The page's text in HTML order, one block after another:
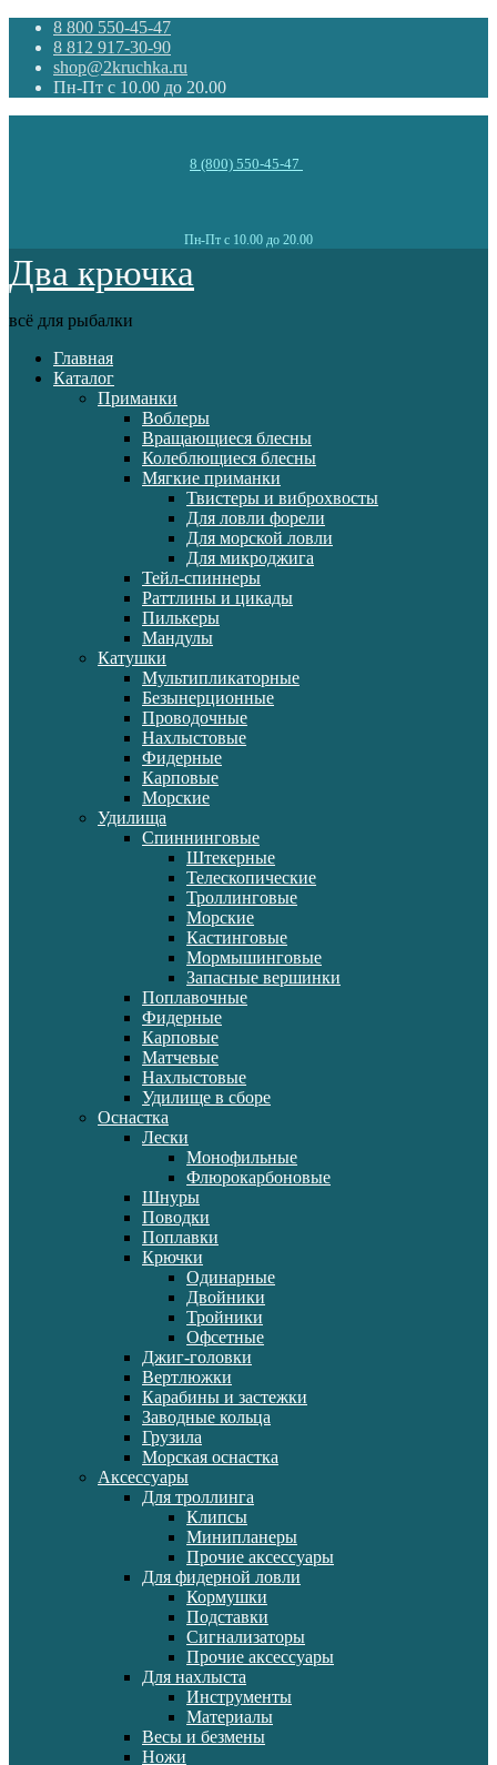
8 800 550-45-47
8 812 917-30-90
shop@2kruchka.ru
Пн-Пт с 10.00 до 20.00
8 (800) 550-45-47
Пн-Пт с 10.00 до 20.00
Два крючка
всё для рыбалки
Главная
Каталог
Приманки
Воблеры
Вращающиеся блесны
Колеблющиеся блесны
Мягкие приманки
Твистеры и виброхвосты
Для ловли форели
Для морской ловли
Для микроджига
Тейл-спиннеры
Раттлины и цикады
Пилькеры
Мандулы
Катушки
Мультипликаторные
Безынерционные
Проводочные
Нахлыстовые
Фидерные
Карповые
Морские
Удилища
Спиннинговые
Штекерные
Телескопические
Троллинговые
Морские
Кастинговые
Мормышинговые
Запасные вершинки
Поплавочные
Фидерные
Карповые
Матчевые
Нахлыстовые
Удилище в сборе
Оснастка
Лески
Монофильные
Флюрокарбоновые
Шнуры
Поводки
Поплавки
Крючки
Одинарные
Двойники
Тройники
Офсетные
Джиг-головки
Вертлюжки
Карабины и застежки
Заводные кольца
Грузила
Морская оснастка
Аксессуары
Для троллинга
Клипсы
Минипланеры
Прочие аксессуары
Для фидерной ловли
Кормушки
Подставки
Сигнализаторы
Прочие аксессуары
Для нахлыста
Инструменты
Материалы
Весы и безмены
Ножи